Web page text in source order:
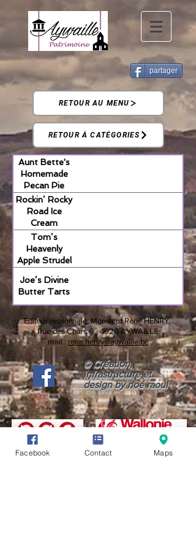
partager
RETOUR AU MENU
RETOUR À CATÉGORIES
Aunt Bette's
Homemade
Pecan Pie
Rockin’ Rocky
Road Ice
Cream
Tom’s
Heavenly
Apple Strudel
Joe’s Divine
Butter Tarts
Editeur responsale:Monsieur René HENRY,
Rue des Chars 6 -4920 AYWAILLE
mail : rene.henry@aywaille.be
© Création,
infrastructure et
design by noé raoul
Facebook Contact Maps